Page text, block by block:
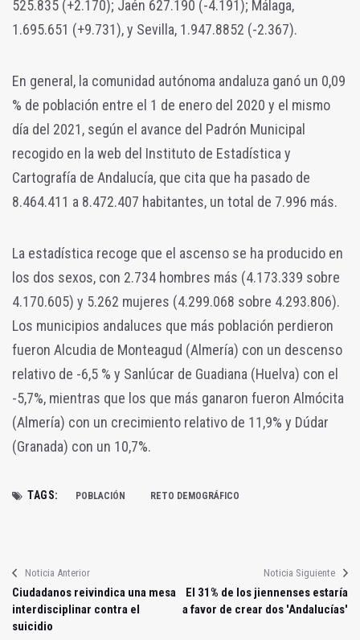
525.835 (+2.170); Jaén 627.190 (-4.191); Málaga,
1.695.651 (+9.731), y Sevilla, 1.947.8852 (-2.367).
En general, la comunidad autónoma andaluza ganó un 0,09
% de población entre el 1 de enero del 2020 y el mismo
día del 2021, según el avance del Padrón Municipal
recogido en la web del Instituto de Estadística y
Cartografía de Andalucía, que cita que ha pasado de
8.464.411 a 8.472.407 habitantes, un total de 7.996 más.
La estadística recoge que el ascenso se ha producido en
los dos sexos, con 2.734 hombres más (4.173.339 sobre
4.170.605) y 5.262 mujeres (4.299.068 sobre 4.293.806).
Los municipios andaluces que más población perdieron
fueron Alcudia de Monteagud (Almería) con un descenso
relativo de -6,5 % y Sanlúcar de Guadiana (Huelva) con el
-5,7%, mientras que los que más ganaron fueron Almócita
(Almería) con un crecimiento relativo de 11,9% y Dúdar
(Granada) con un 10,7%.
TAGS: POBLACIÓN RETO DEMOGRÁFICO
Noticia Anterior
Ciudadanos reivindica una mesa
interdisciplinar contra el
suicidio
Noticia Siguiente
El 31% de los jiennenses estaría
a favor de crear dos 'Andalucías'